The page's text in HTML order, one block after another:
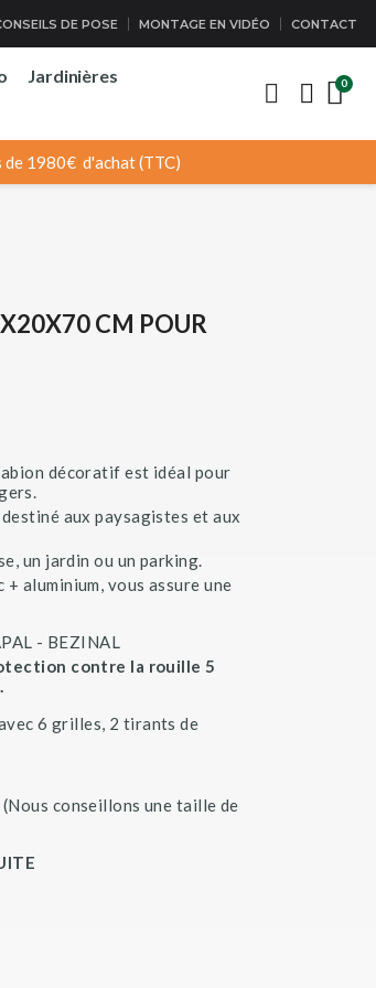
DE POSE MONTAGE EN VIDÉO CONTACT
Jardinières
1980€ d'achat (TTC)
CM POUR
décoratif est idéal pour
aux paysagistes et aux
un jardin ou un parking.
aluminium, vous assure une
- BEZINAL
contre la rouille 5
6 grilles, 2 tirants de
conseillons une taille de